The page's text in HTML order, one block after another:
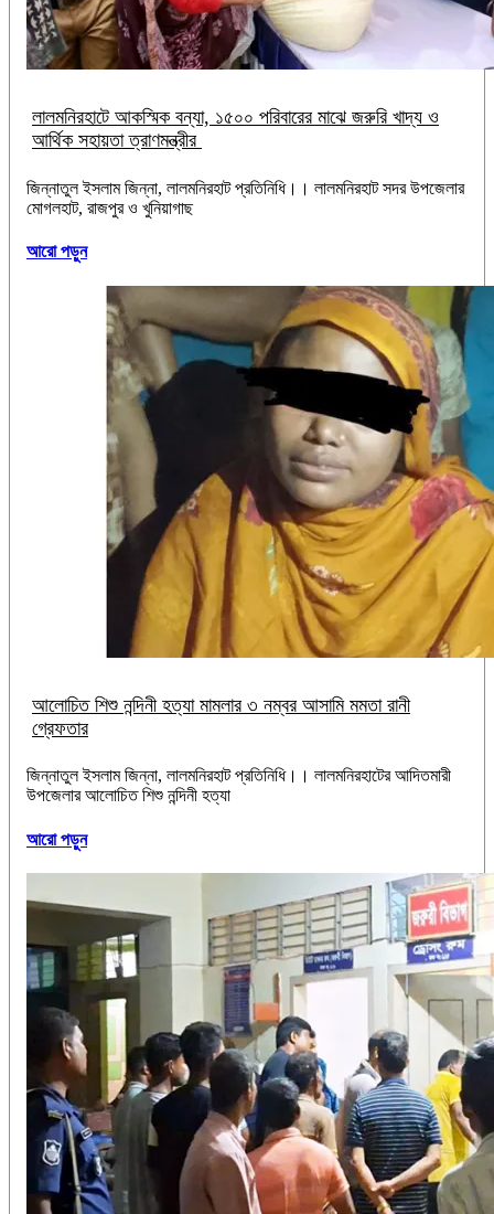
লালমনিরহাটে আকস্মিক বন্যা, ১৫০০ পরিবারের মাঝে জরুরি খাদ্য ও
আর্থিক সহায়তা ত্রাণমন্ত্রীর
জিন্নাতুল ইসলাম জিন্না, ‎লালমনিরহাট প্রতিনিধি।। ‎লালমনিরহাট সদর উপজেলার
মোগলহাট, রাজপুর ও খুনিয়াগাছ
আরো পড়ুন
আলোচিত শিশু নন্দিনী হত্যা মামলার ৩ নম্বর আসামি মমতা রানী
গ্রেফতার
‎‎জিন্নাতুল ইসলাম জিন্না, লালমনিরহাট প্রতিনিধি।। ‎লালমনিরহাটের আদিতমারী
উপজেলার আলোচিত শিশু নন্দিনী হত্যা
আরো পড়ুন